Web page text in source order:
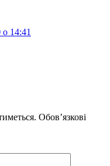
14:41
Обов’язкові